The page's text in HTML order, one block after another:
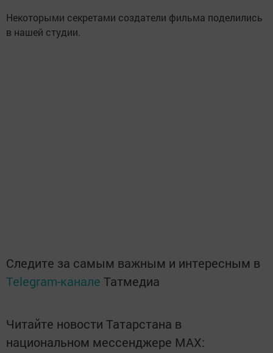
Некоторыми секретами создатели фильма поделились
в нашей студии.
Следите за самым важным и интересным в
Telegram-канале Татмедиа
Читайте новости Татарстана в
национальном мессенджере MАХ: